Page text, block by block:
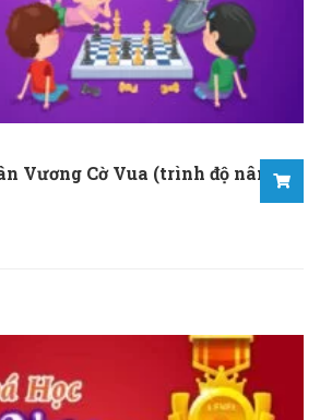
Vương Cờ Vua (trình độ nâng